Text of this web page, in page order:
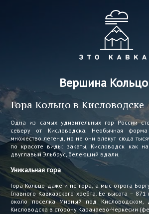
Вершина
Гора Кольцо в Кисловодске
Одна из самых удивительных гор России
северу от Кисловодска. Необычная
множество легенд, но не они влекут сюда
по красоте виды: закаты, Кисловодск как
двуглавый Эльбрус, белеющий вдали.
Уникальная гора
Гора Кольцо даже и не гора, а мыс отрога
Главного Кавказского хребта. Ее высота –
около поселка Мирный под
Кисловодска в сторону Карачаево-Черкесии